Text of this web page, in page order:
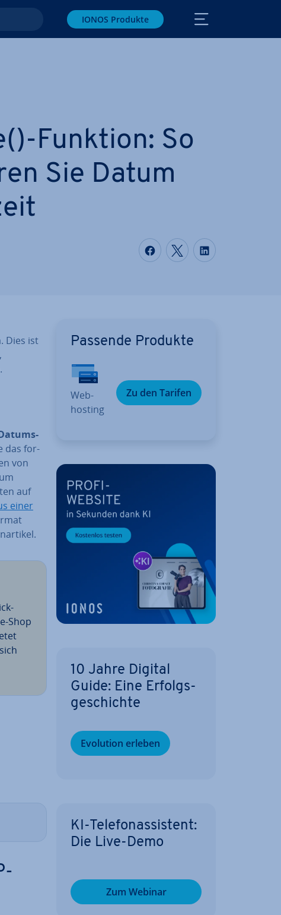
IONOS Produkte
Funktion: So
Sie Datum
Auf Facebook teilen
Auf Twitter
Auf
Dies ist
das for­
von
auf
einer
Shop
Passende Produkte
Web­
hos­ting
Zu den Tarifen
10 Jahre Digital
Guide: Eine Er­folgs­
ge­schich­te
Evolution erleben
KI-Te­le­fon­as­sis­tent:
Die Live-Demo
Zum Webinar